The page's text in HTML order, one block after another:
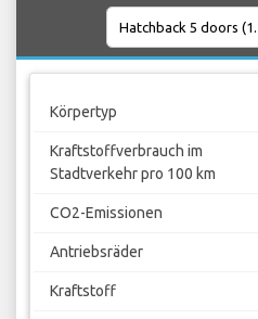
Körpertyp
Kraftstoffverbrauch im
Stadtverkehr pro 100 km
CO2-Emissionen
Antriebsräder
Kraftstoff